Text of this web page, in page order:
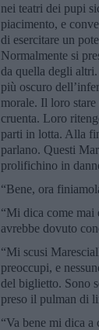
nei teatri dei pupi
piacimento, e
di esercitare un
Normalmente si
da quella degli
più oscuro
morale. Il loro
cruenta. Loro
parti in lotta. Alla
parlano. Questi
prolifichino in
“Bene, ora
“Mi dica come mai
avrebbe dovuto
“Mi scusi
preoccupi, e
del biglietto. Sono
preso il pulman di
“Va bene mi dica a